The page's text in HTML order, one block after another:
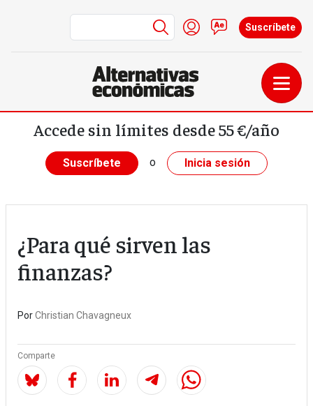
Pasar al contenido principal
Menú de cuenta de
Iniciar sesión
Contacto
Suscríbete
Accede sin límites desde 55 €/año
Suscríbete o Inicia sesión
¿Para qué sirven las
finanzas?
PorChristian Chavagneux
Comparte